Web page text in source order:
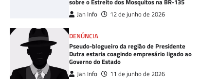
Jan Info 12 de junho de 2026
DENÚNCIA
Pseudo-blogueiro da região de Presidente
Dutra estaria coagindo empresário ligado ao
Governo do Estado
Jan Info 11 de junho de 2026